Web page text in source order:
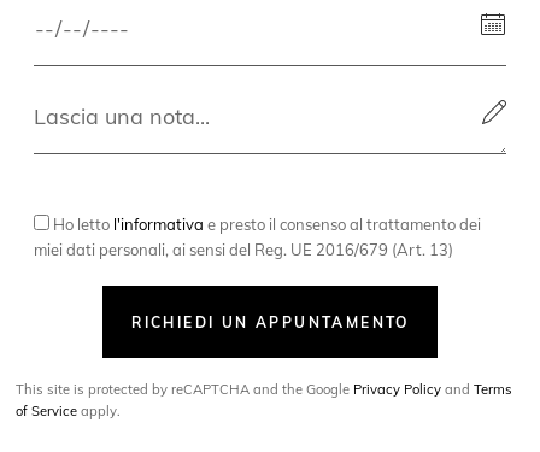
Ho letto l'informativa e presto il consenso al trattamento dei
miei dati personali, ai sensi del Reg. UE 2016/679 (Art. 13)
RICHIEDI UN APPUNTAMENTO
This site is protected by reCAPTCHA and the Google Privacy Policy andTerms
of Service apply.